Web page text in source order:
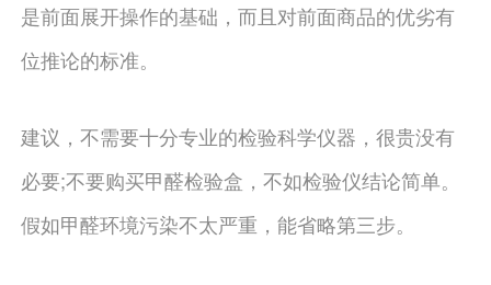
是前面展开操作的基础，而且对前面商品的优劣有
位推论的标准。
建议，不需要十分专业的检验科学仪器，很贵没有
必要;不要购买甲醛检验盒，不如检验仪结论简单。
假如甲醛环境污染不太严重，能省略第三步。